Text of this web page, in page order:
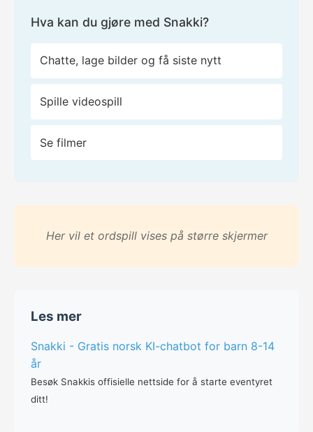
Hva kan du gjøre med Snakki?
Chatte, lage bilder og få siste nytt
Spille videospill
Se filmer
Her vil et ordspill vises på større skjermer
Les mer
Snakki - Gratis norsk KI-chatbot for barn 8-14
år
Besøk Snakkis offisielle nettside for å starte eventyret
ditt!